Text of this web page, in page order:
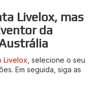
Livelox, mas
da
Livelox , selecione o seu
Em seguida, siga as